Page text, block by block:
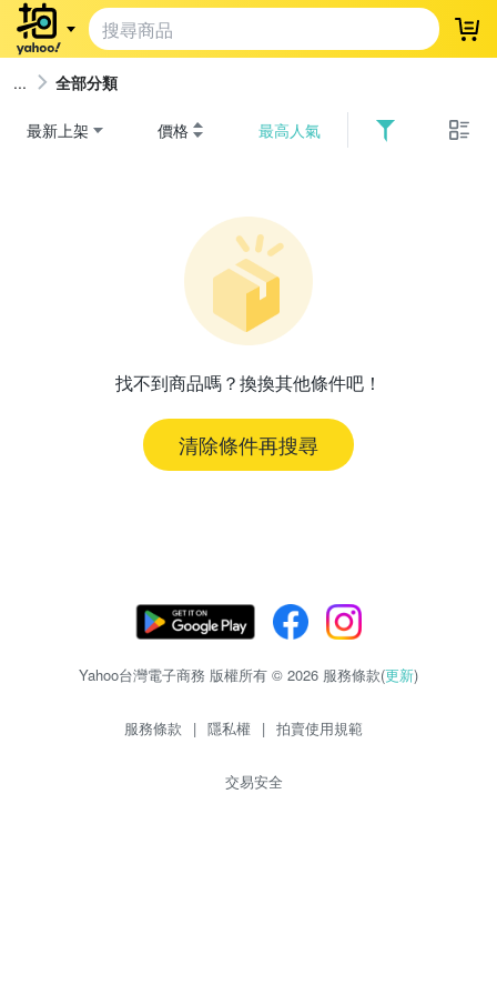
登
全部分類
最新上架 價格 最高人氣
找不到商品嗎？換換其他條件吧！
清除條件再搜尋
Yahoo台灣電子商務 版權所有 © 2026 服務條款(更新)
服務條款 | 隱私權 | 拍賣使用規範
交易安全